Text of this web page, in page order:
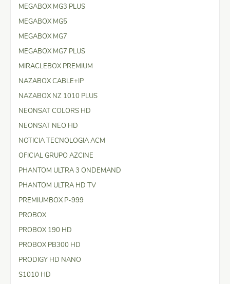
MEGABOX MG3 PLUS
MEGABOX MG5
MEGABOX MG7
MEGABOX MG7 PLUS
MIRACLEBOX PREMIUM
NAZABOX CABLE+IP
NAZABOX NZ 1010 PLUS
NEONSAT COLORS HD
NEONSAT NEO HD
NOTICIA TECNOLOGIA ACM
OFICIAL GRUPO AZCINE
PHANTOM ULTRA 3 ONDEMAND
PHANTOM ULTRA HD TV
PREMIUMBOX P-999
PROBOX
PROBOX 190 HD
PROBOX PB300 HD
PRODIGY HD NANO
S1010 HD